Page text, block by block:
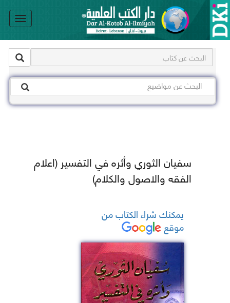
سفيان الثوري وأثره في التفسير (اعلام
الفقه والاصول والكلام)
يمكنك شراء الكتاب من
موقع